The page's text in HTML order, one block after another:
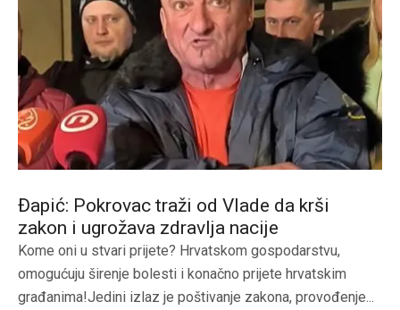
Đapić: Pokrovac traži od Vlade da krši
zakon i ugrožava zdravlja nacije
Kome oni u stvari prijete? Hrvatskom gospodarstvu,
omogućuju širenje bolesti i konačno prijete hrvatskim
građanima!Jedini izlaz je poštivanje zakona, provođenje...